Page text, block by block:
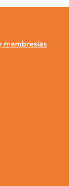
membresias